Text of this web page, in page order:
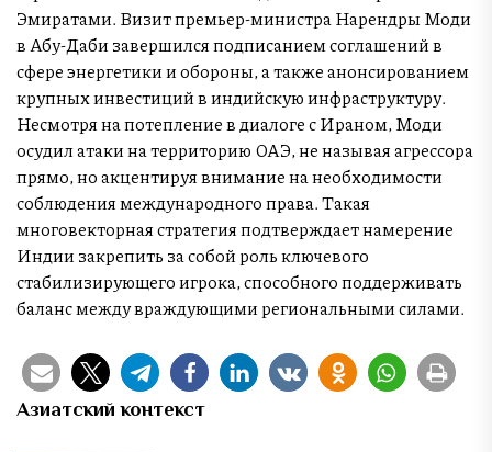
Эмиратами. Визит премьер-министра Нарендры Моди
в Абу-Даби завершился подписанием соглашений в
сфере энергетики и обороны, а также анонсированием
крупных инвестиций в индийскую инфраструктуру.
Несмотря на потепление в диалоге с Ираном, Моди
осудил атаки на территорию ОАЭ, не называя агрессора
прямо, но акцентируя внимание на необходимости
соблюдения международного права. Такая
многовекторная стратегия подтверждает намерение
Индии закрепить за собой роль ключевого
стабилизирующего игрока, способного поддерживать
баланс между враждующими региональными силами.
Азиатский контекст